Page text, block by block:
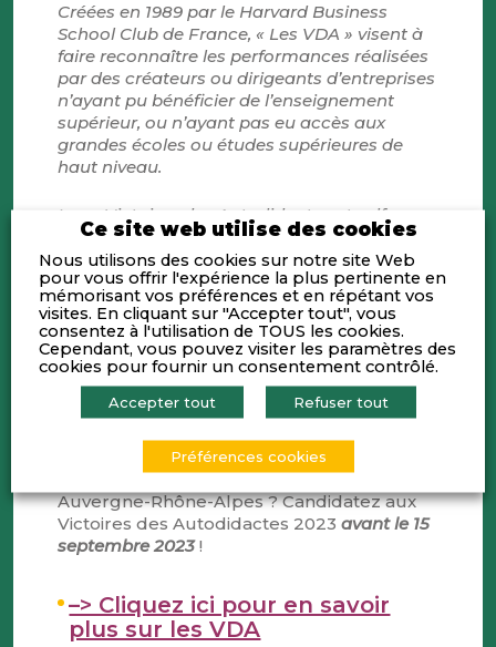
Créées en 1989 par le Harvard Business
School Club de France, « Les VDA » visent à
faire reconnaître les performances réalisées
par des créateurs ou dirigeants d’entreprises
n’ayant pu bénéficier de l’enseignement
supérieur, ou n’ayant pas eu accès aux
grandes écoles ou études supérieures de
haut niveau.
Les « Victoires des Autodidactes et self-
made Entrepreneurs » ont pour but de créer
un pont avec cette communauté d’hommes
et de femmes qui ont accompli des parcours
entrepreneuriaux exceptionnels.
Plus de 100 lauréats ont été primés depuis
plus 30 ans, contribuant à la renommée de
ce prix.
Vous êtes cheffes et chefs d’entreprise et
dirigeantes et dirigeants autodidactes en
Auvergne-Rhône-Alpes ? Candidatez aux
Victoires des Autodidactes 2023avant le 15
septembre 2023!
–> Cliquez ici pour en savoir
plus sur les VDA
Ce site web utilise des cookies
Nous utilisons des cookies sur notre site Web
pour vous offrir l'expérience la plus pertinente en
mémorisant vos préférences et en répétant vos
visites. En cliquant sur "Accepter tout", vous
consentez à l'utilisation de TOUS les cookies.
Cependant, vous pouvez visiter les paramètres des
cookies pour fournir un consentement contrôlé.
Accepter tout Refuser tout
Préférences cookies